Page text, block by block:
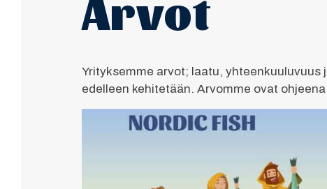
Arvot
Yrityksemme arvot; laatu, yhteenkuuluvuus
edelleen kehitetään. Arvomme ovat